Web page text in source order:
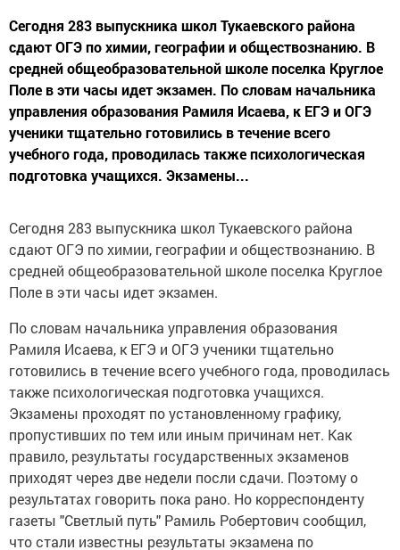
Сегодня 283 выпускника школ Тукаевского района
сдают ОГЭ по химии, географии и обществознанию. В
средней общеобразовательной школе поселка Круглое
Поле в эти часы идет экзамен. По словам начальника
управления образования Рамиля Исаева, к ЕГЭ и ОГЭ
ученики тщательно готовились в течение всего
учебного года, проводилась также психологическая
подготовка учащихся. Экзамены...
Сегодня 283 выпускника школ Тукаевского района
сдают ОГЭ по химии, географии и обществознанию. В
средней общеобразовательной школе поселка Круглое
Поле в эти часы идет экзамен.
По словам начальника управления образования
Рамиля Исаева, к ЕГЭ и ОГЭ ученики тщательно
готовились в течение всего учебного года, проводилась
также психологическая подготовка учащихся.
Экзамены проходят по установленному графику,
пропустивших по тем или иным причинам нет. Как
правило, результаты государственных экзаменов
приходят через две недели посли сдачи. Поэтому о
результатах говорить пока рано. Но корреспонденту
газеты "Светлый путь" Рамиль Робертович сообщил,
что стали известны результаты экзамена по